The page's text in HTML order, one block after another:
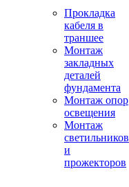
Прокладка
кабеля в
траншее
Монтаж
закладных
деталей
фундамента
Монтаж опор
освещения
Монтаж
светильников
и
прожекторов